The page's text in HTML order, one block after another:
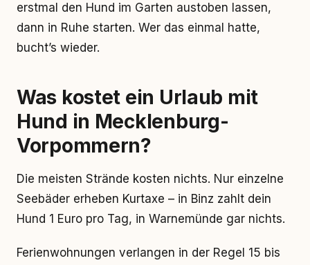
erstmal den Hund im Garten austoben lassen,
dann in Ruhe starten. Wer das einmal hatte,
bucht’s wieder.
Was kostet ein Urlaub mit
Hund in Mecklenburg-
Vorpommern?
Die meisten Strände kosten nichts. Nur einzelne
Seebäder erheben Kurtaxe – in Binz zahlt dein
Hund 1 Euro pro Tag, in Warnemünde gar nichts.
Ferienwohnungen verlangen in der Regel 15 bis